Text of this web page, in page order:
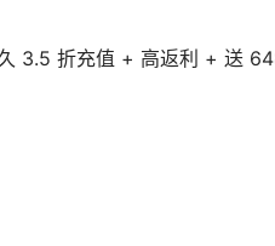
3.5 折充值 + 高返利 + 送